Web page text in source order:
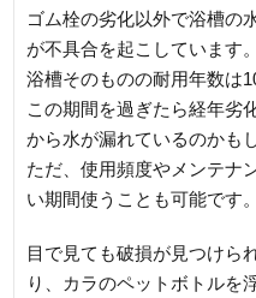
ゴム栓の劣化以外で浴槽の
が不具合を起こしています。
浴槽そのものの耐用年数は
この期間を過ぎたら経年劣
から水が漏れているのかも
ただ、使用頻度やメンテナ
い期間使うことも可能です。
目で見ても破損が見つけら
り、カラのペットボトルを